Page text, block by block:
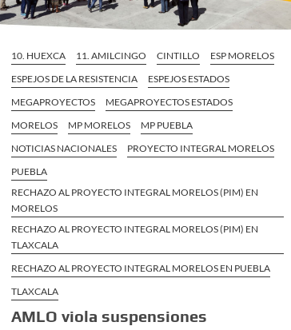
10. HUEXCA 11. AMILCINGO CINTILLO
ESP MORELOS
ESPEJOS DE LA RESISTENCIA
ESPEJOS ESTADOS
MEGAPROYECTOS
MEGAPROYECTOS ESTADOS
MORELOS
MP MORELOS
MP PUEBLA
NOTICIAS NACIONALES
PROYECTO INTEGRAL MORELOS
PUEBLA
RECHAZO AL PROYECTO INTEGRAL MORELOS (PIM) EN
MORELOS
RECHAZO AL PROYECTO INTEGRAL MORELOS (PIM) EN
TLAXCALA
RECHAZO AL PROYECTO INTEGRAL MORELOS EN PUEBLA
TLAXCALA
AMLO viola suspensiones